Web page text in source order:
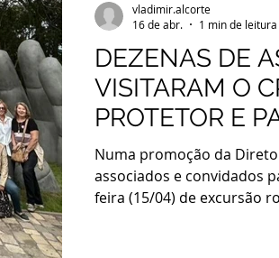
DEZENAS DE
VISITARAM O
PROTETOR E
CIDADE DE
Numa promoção da
associados e convidados
feira (15/04) de excursão
vladimir.alcorte
16 de abr.
1 min de leitura